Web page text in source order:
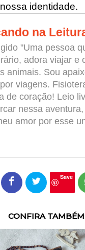
identidade.
na
"Uma pessoa
adora viajar e
animais. Sou
viagens.
de coração! Leio
nessa
amor por esse
Save
CONFIRA